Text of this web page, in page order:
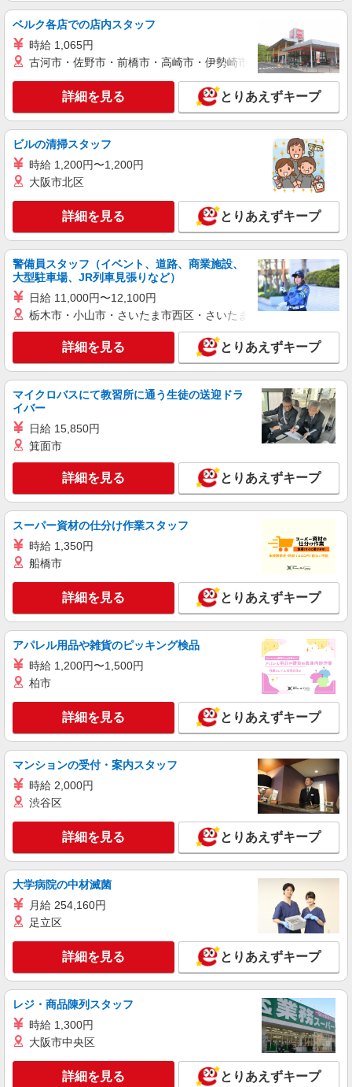
ベルク各店での店内スタッフ
時給 1,065円
古河市・佐野市・前橋市・高崎市・伊勢崎市・太田市・館林市
詳細を見る とりあえずキープ
ビルの清掃スタッフ
時給 1,200円〜1,200円
大阪市北区
詳細を見る とりあえずキープ
警備員スタッフ（イベント、道路、商業施設、
大型駐車場、JR列車見張りなど）
日給 11,000円〜12,100円
栃木市・小山市・さいたま市西区・さいたま市岩槻区・久喜市・
詳細を見る とりあえずキープ
マイクロバスにて教習所に通う生徒の送迎ドラ
イバー
日給 15,850円
箕面市
詳細を見る とりあえずキープ
スーパー資材の仕分け作業スタッフ
時給 1,350円
船橋市
詳細を見る とりあえずキープ
アパレル用品や雑貨のピッキング検品
時給 1,200円〜1,500円
柏市
詳細を見る とりあえずキープ
マンションの受付・案内スタッフ
時給 2,000円
渋谷区
詳細を見る とりあえずキープ
大学病院の中材滅菌
月給 254,160円
足立区
詳細を見る とりあえずキープ
レジ・商品陳列スタッフ
時給 1,300円
大阪市中央区
詳細を見る とりあえずキープ